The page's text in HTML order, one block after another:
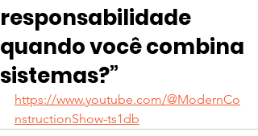
responsabilidade
quando você combina
sistemas?”
https://www.youtube.com/@ModernCo
nstructionShow-ts1db